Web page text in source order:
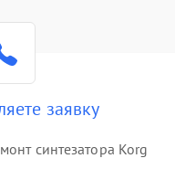
заявку
синтезатора Korg